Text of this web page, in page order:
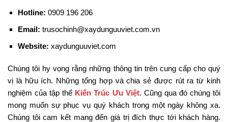
Hotline: 0909 196 206
Email: trusochinh@xaydunguuviet.com.vn
Website: xaydunguuviet.com
Chúng tôi hy vọng rằng những thông tin trên cung cấp cho quý
vị là hữu ích. Những tổng hợp và chia sẻ được rút ra từ kinh
nghiệm của tập thể Kiến Trúc Ưu Việt. Cũng qua đó chúng tôi
mong muốn sự phục vụ quý khách trong một ngày không xa.
Chúng tôi cam kết mang đến giá trị đích thực tới khách hàng.